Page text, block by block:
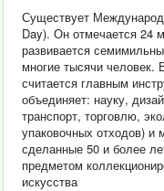
Существует
Day). Он отмечается 24
развивается
многие тысячи человек.
считается главным
объединяет: науку,
транспорт, торговлю,
упаковочных отходов) и
сделанные 50 и более
предметом
искусства